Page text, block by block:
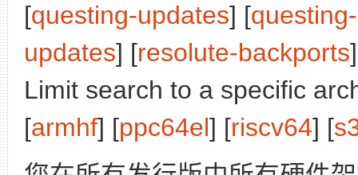
[questing-updates] [
updates] [resolute-backports
Limit search to a specific
[armhf] [ppc64el] [riscv64] [